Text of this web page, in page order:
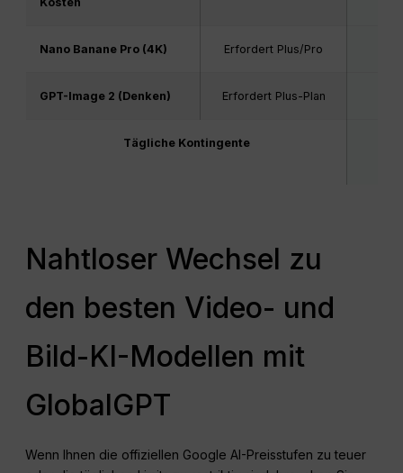
Nano Banane Pro (4K) Erfordert Plus/Pro
GPT-Image 2 (Denken) Erfordert Plus-Plan
Tägliche Kontingente
Nahtloser Wechsel zu
den besten Video- und
Bild-KI-Modellen mit
GlobalGPT
Wenn Ihnen die offiziellen Google AI-Preisstufen zu teuer